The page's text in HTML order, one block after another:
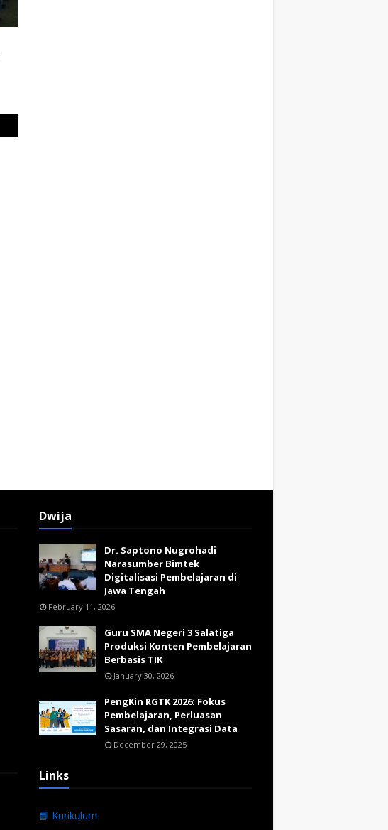
Dwija
Dr. Saptono Nugrohadi
Narasumber Bimtek
Digitalisasi Pembelajaran di
Jawa Tengah
February 11, 2026
Guru SMA Negeri 3 Salatiga
Produksi Konten Pembelajaran
Berbasis TIK
January 30, 2026
PengKin RGTK 2026: Fokus
Pembelajaran, Perluasan
Sasaran, dan Integrasi Data
December 29, 2025
Links
📘 Kurikulum